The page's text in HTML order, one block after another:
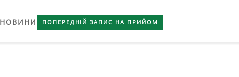
НОВИНИ ПОПЕРЕДНІЙ ЗАПИС НА ПРИЙОМ